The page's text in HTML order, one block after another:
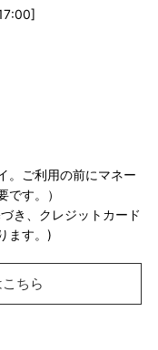
。ご利用の前にマネー
す。）
き、クレジットカード
ます。)
ちら